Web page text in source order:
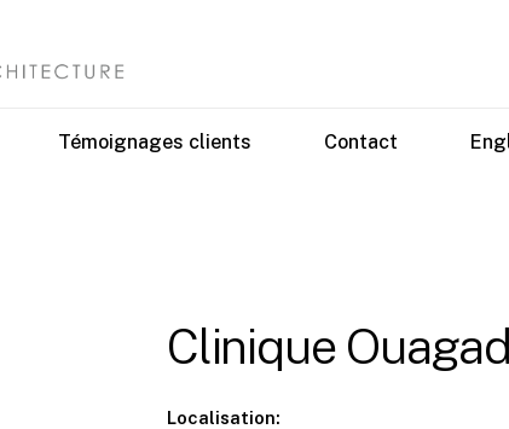
Témoignages clients Contact
Clinique
Localisation: